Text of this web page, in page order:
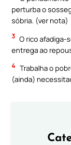
perturba o
sóbria. (ver nota)
3 O rico afadiga-
entrega ao
4 Trabalha o
(ainda)